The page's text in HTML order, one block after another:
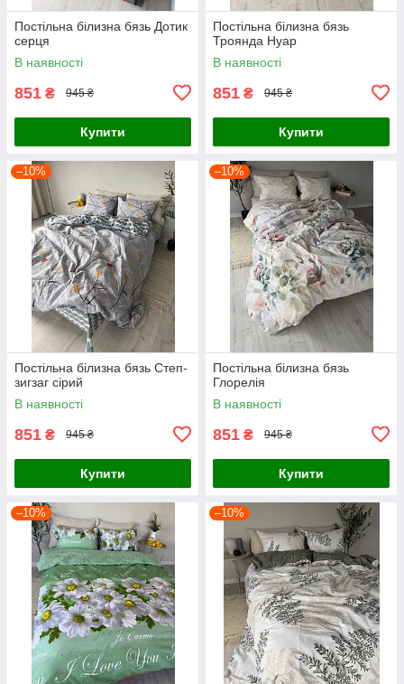
Постільна білизна бязь Дотик
серця
В наявності
851 ₴ 945 ₴
Купити
Постільна білизна бязь
Троянда Нуар
В наявності
851 ₴ 945 ₴
Купити
–10%
Постільна білизна бязь Степ-
зигзаг сірий
В наявності
851 ₴ 945 ₴
Купити
–10%
Постільна білизна бязь
Глорелія
В наявності
851 ₴ 945 ₴
Купити
–10% –10%